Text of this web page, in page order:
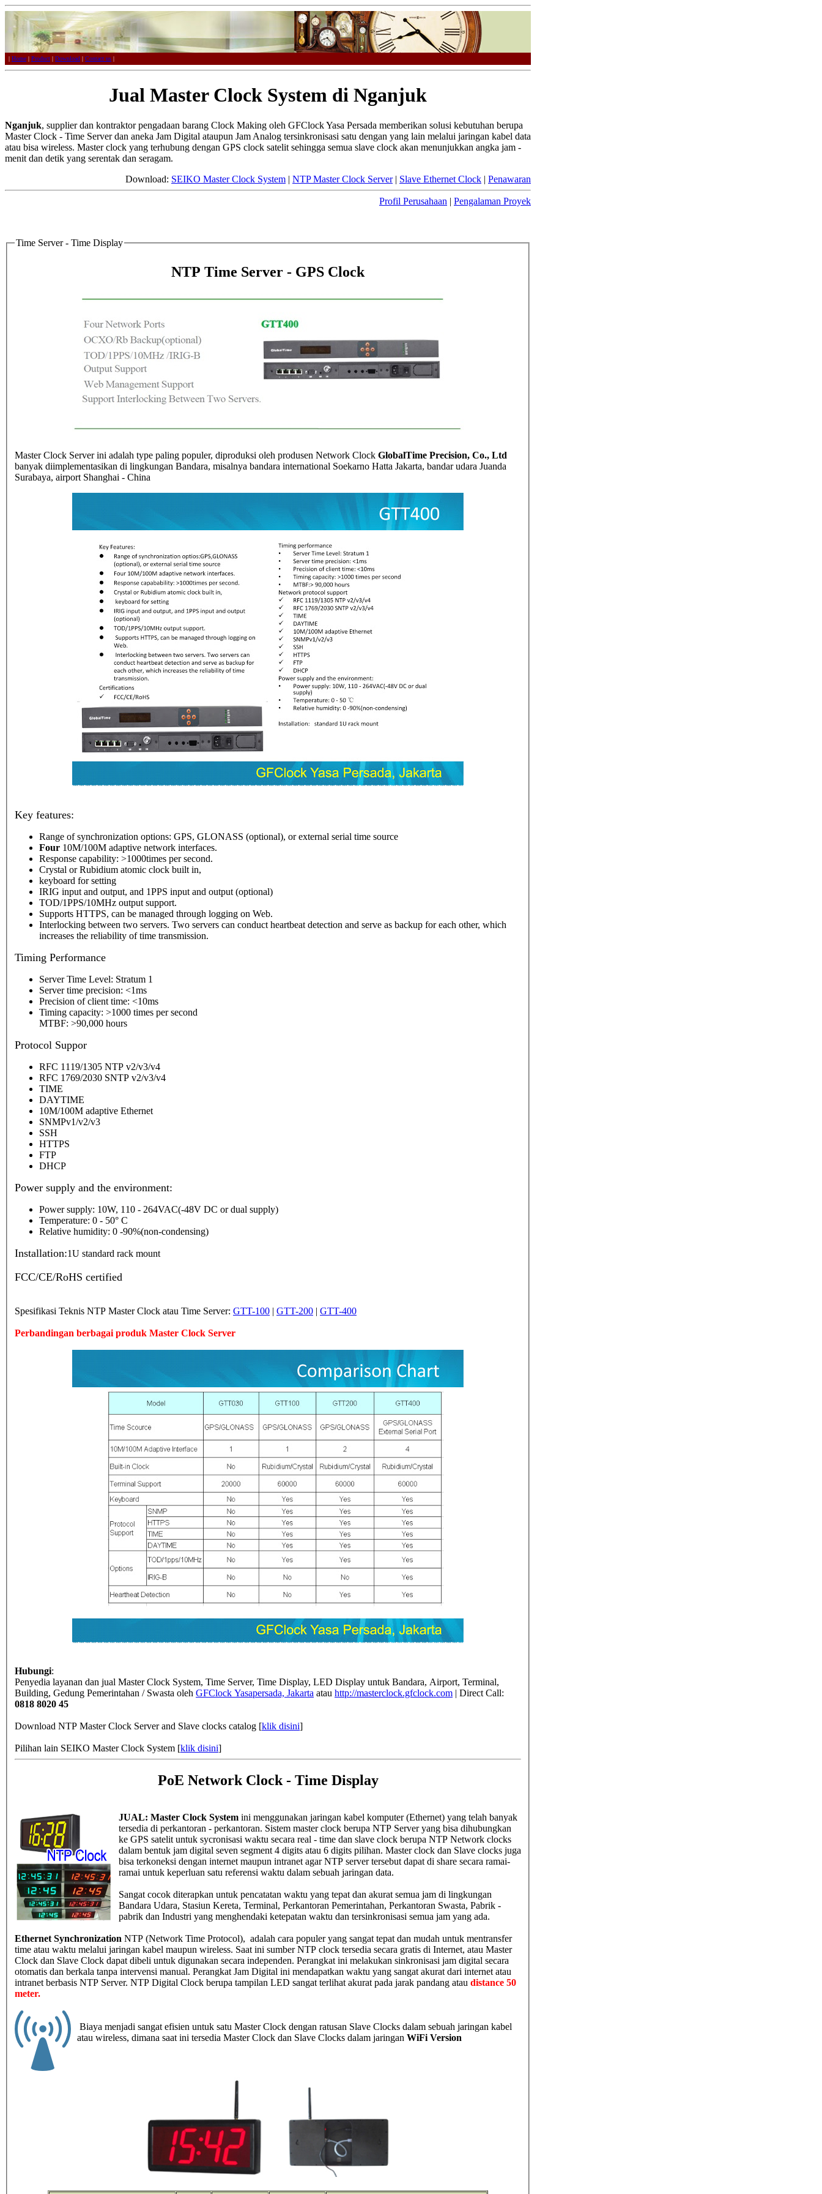
| Home | Product | Download | Contact us |
Jual Master Clock System di Nganjuk
Nganjuk, supplier dan kontraktor pengadaan barang Clock Making oleh GFClock Yasa Persada memberikan solusi kebutuhan berupa
Master Clock - Time Server dan aneka Jam Digital ataupun Jam Analog tersinkronisasi satu dengan yang lain melalui jaringan kabel data
atau bisa wireless. Master clock yang terhubung dengan GPS clock satelit sehingga semua slave clock akan menunjukkan angka jam -
menit dan detik yang serentak dan seragam.
Download: SEIKO Master Clock System | NTP Master Clock Server| Slave Ethernet Clock | Penawaran
Profil Perusahaan | Pengalaman Proyek
Time Server - Time Display
NTP Time Server - GPS Clock
Master Clock Server ini adalah type paling populer, diproduksi oleh produsen Network Clock GlobalTime Precision, Co., Ltd
banyak diimplementasikan di lingkungan Bandara, misalnya bandara international Soekarno Hatta Jakarta, bandar udara Juanda
Surabaya, airport Shanghai - China
Key features:
Range of synchronization options: GPS, GLONASS (optional), or external serial time source
Four 10M/100M adaptive network interfaces.
Response capability: >1000times per second.
Crystal or Rubidium atomic clock built in,
keyboard for setting
IRIG input and output, and 1PPS input and output (optional)
TOD/1PPS/10MHz output support.
Supports HTTPS, can be managed through logging on Web.
Interlocking between two servers. Two servers can conduct heartbeat detection and serve as backup for each other, which
increases the reliability of time transmission.
Timing Performance
Server Time Level: Stratum 1
Server time precision: <1ms
Precision of client time: <10ms
Timing capacity: >1000 times per second
MTBF: >90,000 hours
Protocol Suppor
RFC 1119/1305 NTP v2/v3/v4
RFC 1769/2030 SNTP v2/v3/v4
TIME
DAYTIME
10M/100M adaptive Ethernet
SNMPv1/v2/v3
SSH
HTTPS
FTP
DHCP
Power supply and the environment:
Power supply: 10W, 110 - 264VAC(-48V DC or dual supply)
Temperature: 0 - 50° C
Relative humidity: 0 -90%(non-condensing)
Installation:1U standard rack mount
FCC/CE/RoHS certified
Spesifikasi Teknis NTP Master Clock atau Time Server: GTT-100 | GTT-200 | GTT-400
Perbandingan berbagai produk Master Clock Server
Hubungi:
Penyedia layanan dan jual Master Clock System, Time Server, Time Display, LED Display untuk Bandara, Airport, Terminal,
Building, Gedung Pemerintahan / Swasta oleh GFClock Yasapersada, Jakarta atau http://masterclock.gfclock.com | Direct Call:
0818 8020 45
Download NTP Master Clock Server and Slave clocks catalog [klik disini]
Pilihan lain SEIKO Master Clock System [klik disini]
PoE Network Clock - Time Display
JUAL: Master Clock System ini menggunakan jaringan kabel komputer (Ethernet) yang telah banyak
tersedia di perkantoran - perkantoran. Sistem master clock berupa NTP Server yang bisa dihubungkan
ke GPS satelit untuk sycronisasi waktu secara real - time dan slave clock berupa NTP Network clocks
dalam bentuk jam digital seven segment 4 digits atau 6 digits pilihan. Master clock dan Slave clocks juga
bisa terkoneksi dengan internet maupun intranet agar NTP server tersebut dapat di share secara ramai-
ramai untuk keperluan satu referensi waktu dalam sebuah jaringan data.
Sangat cocok diterapkan untuk pencatatan waktu yang tepat dan akurat semua jam di lingkungan
Bandara Udara, Stasiun Kereta, Terminal, Perkantoran Pemerintahan, Perkantoran Swasta, Pabrik -
pabrik dan Industri yang menghendaki ketepatan waktu dan tersinkronisasi semua jam yang ada.
Ethernet Synchronization NTP (Network Time Protocol), adalah cara populer yang sangat tepat dan mudah untuk mentransfer
time atau waktu melalui jaringan kabel maupun wireless. Saat ini sumber NTP clock tersedia secara gratis di Internet, atau Master
Clock dan Slave Clock dapat dibeli untuk digunakan secara independen. Perangkat ini melakukan sinkronisasi jam digital secara
otomatis dan berkala tanpa intervensi manual. Perangkat Jam Digital ini mendapatkan waktu yang sangat akurat dari internet atau
intranet berbasis NTP Server. NTP Digital Clock berupa tampilan LED sangat terlihat akurat pada jarak pandang atau distance 50
meter.
Biaya menjadi sangat efisien untuk satu Master Clock dengan ratusan Slave Clocks dalam sebuah jaringan kabel
atau wireless, dimana saat ini tersedia Master Clock dan Slave Clocks dalam jaringan WiFi Version